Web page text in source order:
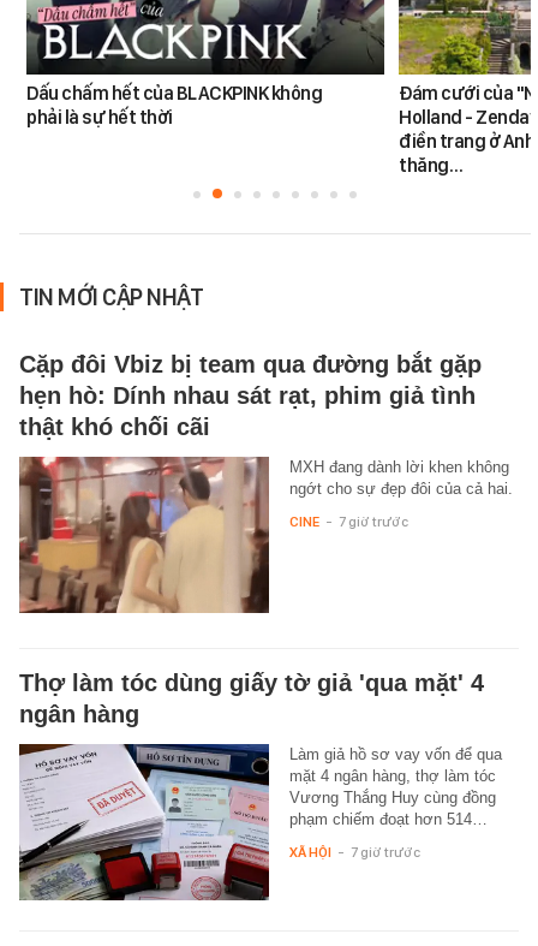
Dấu chấm hết của BLACKPINK không
phải là sự hết thời
Đám cưới của
Holland -
điền trang ở
thăng…
TIN MỚI CẬP NHẬT
Cặp đôi Vbiz bị team qua đường bắt gặp
hẹn hò: Dính nhau sát rạt, phim giả tình
thật khó chối cãi
MXH đang dành lời khen không
ngớt cho sự đẹp đôi của cả hai.
CINE - 7 giờ trước
Thợ làm tóc dùng giấy tờ giả 'qua mặt' 4
ngân hàng
Làm giả hồ sơ vay vốn để qua
mặt 4 ngân hàng, thợ làm tóc
Vương Thắng Huy cùng đồng
phạm chiếm đoạt hơn 514…
XÃ HỘI - 7 giờ trước